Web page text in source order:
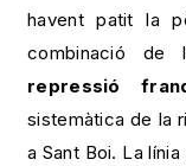
havent patit la
combinació de
repressió
sistemàtica de la
a Sant Boi. La